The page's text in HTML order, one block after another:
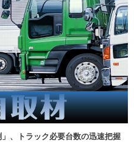
、トラック必要台数の迅速把握